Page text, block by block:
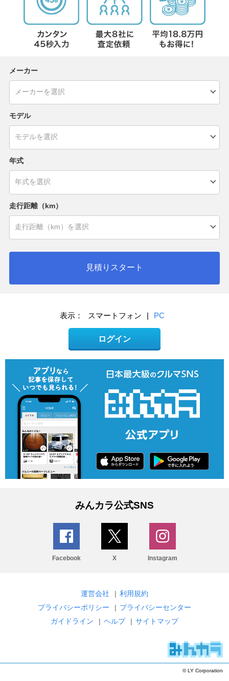
メーカー
モデル
年式
走行距離（km）
見積りスタート
表示： スマートフォン | PC
ログイン
みんカラ公式SNS
Facebook X Instagram
運営会社 | 利用規約
プライバシーポリシー
| プライバシーセンター
ガイドライン
| ヘルプ | サイトマップ
© LY Corporation